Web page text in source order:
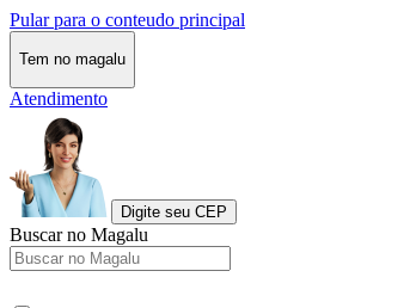
Pular para o conteudo principal
Tem no magalu
Atendimento
Digite seu CEP
Buscar no Magalu